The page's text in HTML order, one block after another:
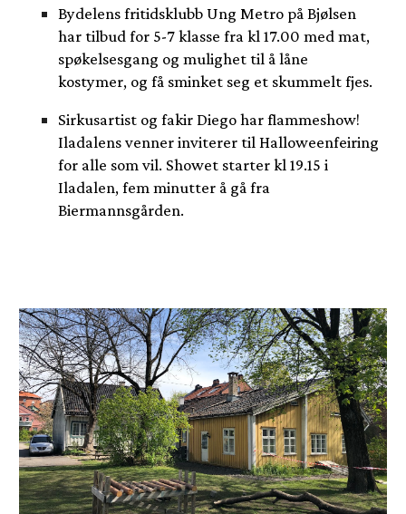
Bydelens fritidsklubb Ung Metro på Bjølsen
har tilbud for 5-7 klasse fra kl 17.00 med mat,
spøkelsesgang og mulighet til å låne
kostymer, og få sminket seg et skummelt fjes.
Sirkusartist og fakir Diego har flammeshow!
Iladalens venner inviterer til Halloweenfeiring
for alle som vil. Showet starter kl 19.15 i
Iladalen, fem minutter å gå fra
Biermannsgården.